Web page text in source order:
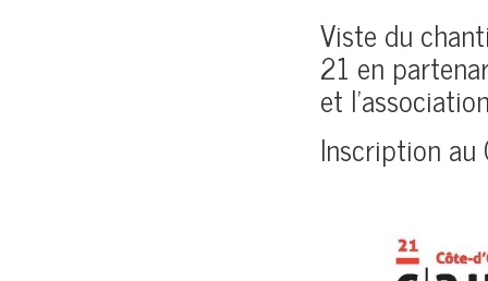
Viste du
21 en
et
Inscription